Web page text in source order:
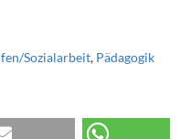
Sozialarbeit, Pädagogik